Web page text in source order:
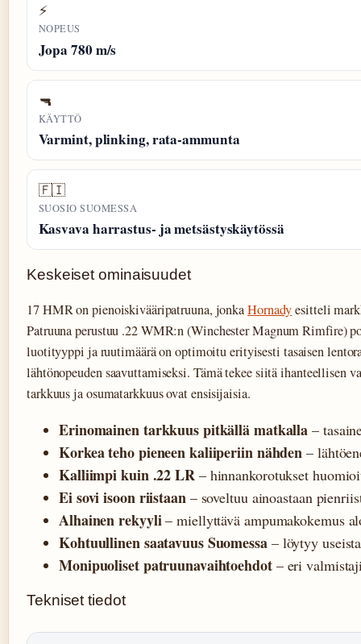
⚡
NOPEUS
Jopa 780 m/s
🔫
KÄYTTÖ
Varmint, plinking, rata-ammunta
🇫🇮
SUOSIO SUOMESSA
Kasvava harrastus- ja metsästyskäytössä
Keskeiset ominaisuudet
17 HMR on pienoiskivääripatruuna, jonkaHornadyesitteli
Patruuna perustuu .22 WMR:n (Winchester Magnum Rimfire)
luotityyppi ja ruutimäärä on optimoitu erityisesti tasaisen
lähtönopeuden saavuttamiseksi. Tämä tekee siitä ihanteellisen
tarkkuus ja osumatarkkuus ovat ensisijaisia.
Erinomainen tarkkuus pitkällä matkalla –
Korkea teho pieneen kaliiperiin nähden –
Kalliimpi kuin .22 LR– hinnankorotukset
Ei sovi isoon riistaan– soveltuu ainoastaan
Alhainen rekyyli– miellyttävä ampumakokemus
Kohtuullinen saatavuus Suomessa– löytyy
Monipuoliset patruunavaihtoehdot– eri
Tekniset tiedot